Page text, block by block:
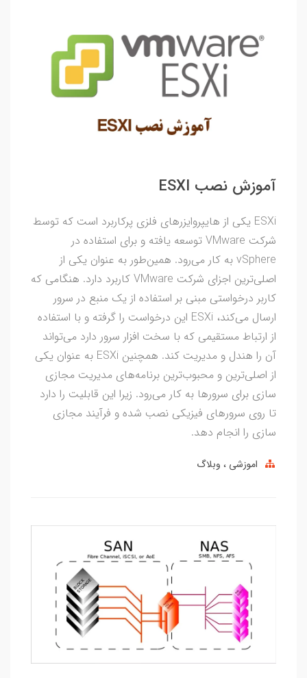
آموزش نصب ESXI
ESXi یکی از هایپروایزرهای فلزی پرکاربرد است که توسط
شرکت VMware توسعه یافته و برای استفاده در
vSphere به کار می‌رود. همین‌طور به عنوان یکی از
اصلی‌ترین اجزای شرکت VMware کاربرد دارد. هنگامی که
کاربر درخواستی مبنی بر استفاده از یک منبع در سرور
ارسال می‌کند، ESXi این درخواست را گرفته و با استفاده
از ارتباط مستقیمی که با سخت افزار سرور دارد می‌تواند
آن را هندل و مدیریت کند. همچنین ESXi به عنوان یکی
از اصلی‌ترین و محبوب‌ترین برنامه‌های مدیریت مجازی
سازی برای سرورها به کار می‌رود. زیرا این قابلیت را دارد
تا روی سرورهای فیزیکی نصب شده و فرآیند مجازی
سازی را انجام دهد.
اموزشی وبلاگ